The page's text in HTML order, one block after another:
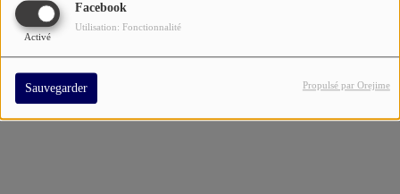
Facebook
Activé
Utilisation: Fonctionnalité
Sauvegarder Propulsé par Orejime